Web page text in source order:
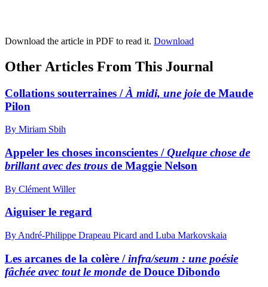
Download the article in PDF to read it. Download
Other Articles From This Journal
Collations souterraines /À midi, une joie de Maude
Pilon
By Miriam Sbih
Appeler les choses inconscientes /Quelque chose de
brillant avec des trous de Maggie Nelson
By Clément Willer
Aiguiser le regard
By André-Philippe Drapeau Picard and Luba Markovskaia
Les arcanes de la colère /infra/seum : une poésie
fâchée avec tout le monde de Douce Dibondo